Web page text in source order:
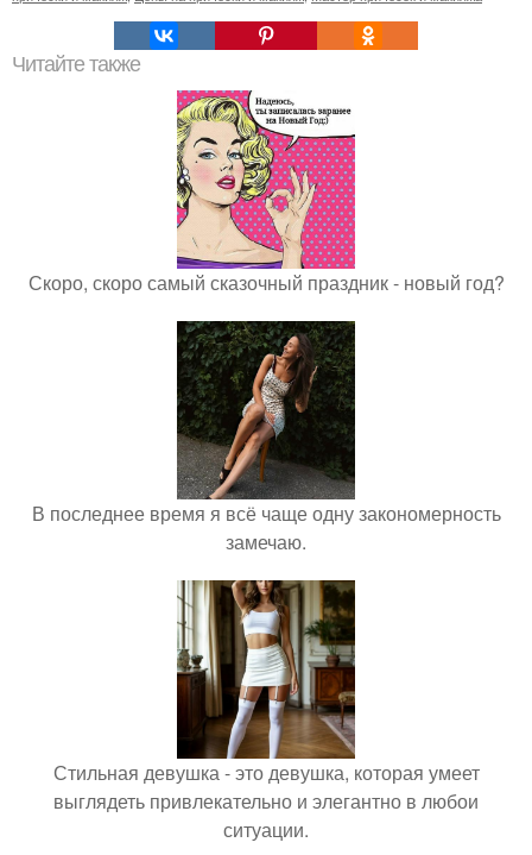
Читайте также
Скоро, скоро самый сказочный праздник - новый год?
В последнее время я всё чаще одну закономерность
замечаю.
Стильная девушка - это девушка, которая умеет
выглядеть привлекательно и элегантно в любои
ситуации.